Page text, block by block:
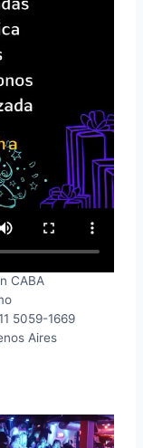
CABA
5059-1669
Aires